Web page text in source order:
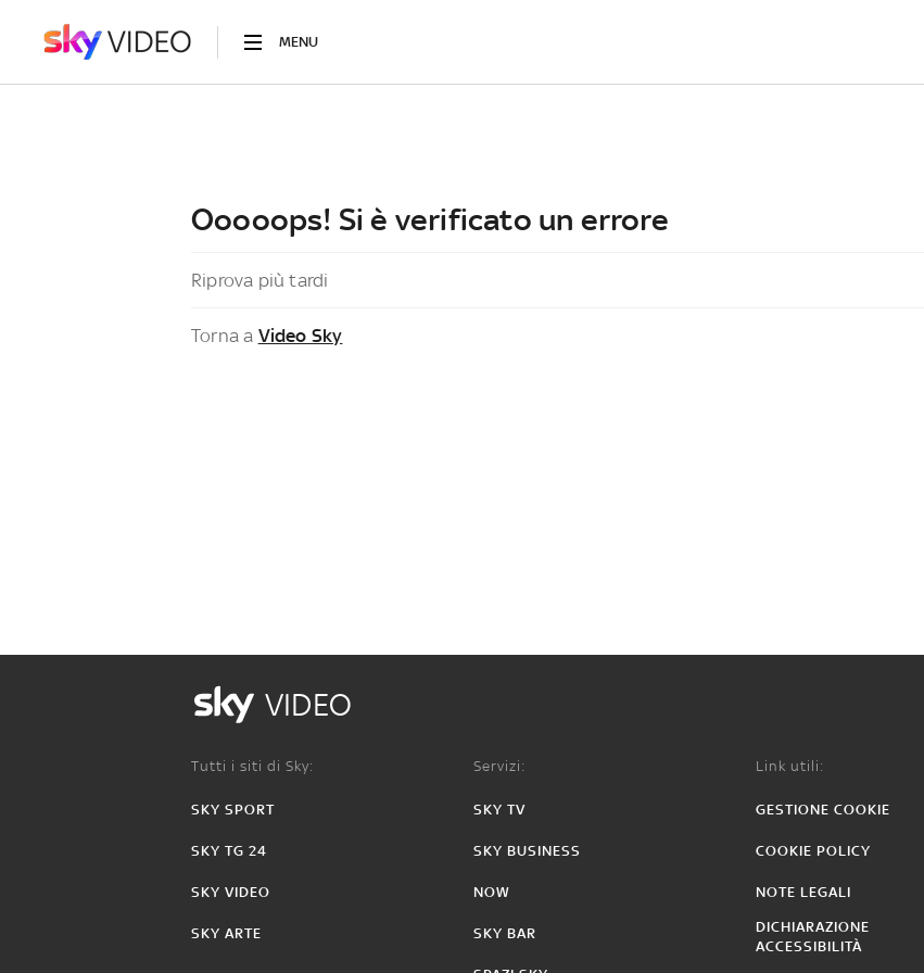
MENU
Ooooops! Si è verificato un errore
Riprova più tardi
Torna a Video Sky
VIDEO
Tutti i siti di Sky:
SKY SPORT
SKY TG 24
SKY VIDEO
SKY ARTE
Servizi:
SKY TV
SKY BUSINESS
NOW
SKY BAR
Link utili:
GESTIONE COOKIE
COOKIE POLICY
NOTE LEGALI
DICHIARAZIONE
ACCESSIBILITÀ